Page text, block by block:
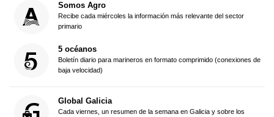
Somos Agro
Recibe cada miércoles la información más relevante del sector
primario
5 océanos
Boletín diario para marineros en formato comprimido (conexiones de
baja velocidad)
Global Galicia
Cada viernes, un resumen de la semana en Galicia y sobre los